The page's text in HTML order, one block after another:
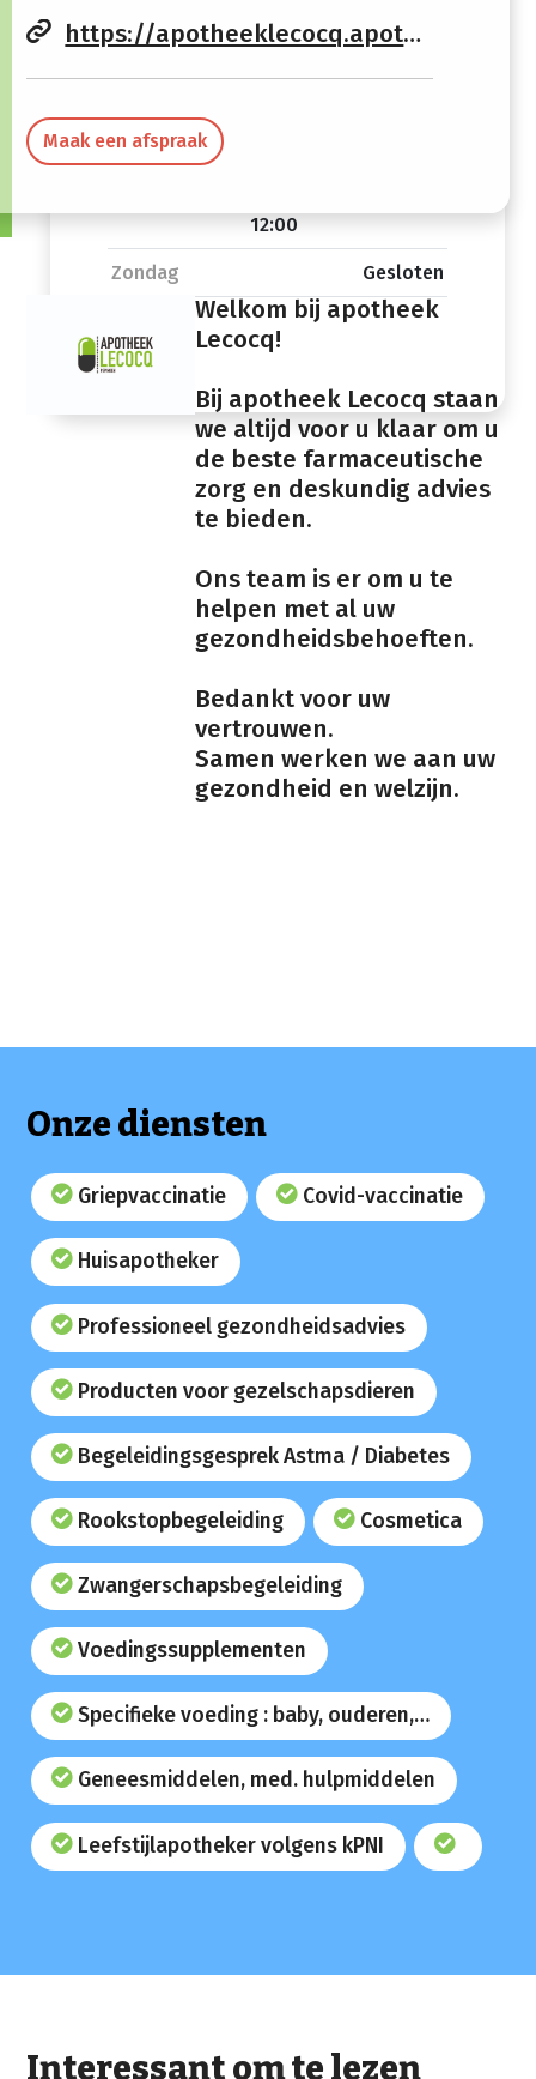
https://apotheeklecocq.apotheek.be
Maak een afspraak
12:00
18:30
12:00
Zondag Gesloten
Welkom bij apotheek
Lecocq!
Bij apotheek Lecocq staan
we altijd voor u klaar om u
de beste farmaceutische
zorg en deskundig advies
te bieden.
Ons team is er om u te
helpen met al uw
gezondheidsbehoeften.
Bedankt voor uw
vertrouwen.
Samen werken we aan uw
gezondheid en welzijn.
Onze diensten
Griepvaccinatie Covid-vaccinatie
Huisapotheker
Professioneel gezondheidsadvies
Producten voor gezelschapsdieren
Begeleidingsgesprek Astma / Diabetes
Rookstopbegeleiding Cosmetica
Zwangerschapsbegeleiding
Voedingssupplementen
Specifieke voeding : baby, ouderen,…
Geneesmiddelen, med. hulpmiddelen
Leefstijlapotheker volgens kPNI
Interessant om te lezen